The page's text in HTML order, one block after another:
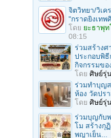
จิตวิทยา/วิเค
"กราดยิงเทพ
โดย ยะธาพุ
08:15
ร่วมสร้างศ
ประกอบพิ
กิจกรรมขอ
โดย ศิษย์รุ่
ร่วมทําบุญ
ห้อง วัดปร
โดย ศิษย์รุ่
ร่วมบุญกับ
โม สร้างกุ
พญาเย็น...